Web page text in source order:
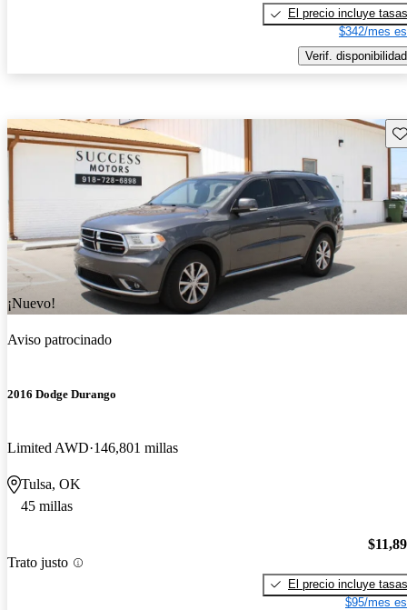
El precio incluye tasas
$342/mes
Verif. disponibilidad
¡Nuevo!
Aviso patrocinado
2016 Dodge Durango
Limited AWD 146,801 millas
Tulsa, OK
45 millas
Trato justo
El precio incluye tasas
$95/mes